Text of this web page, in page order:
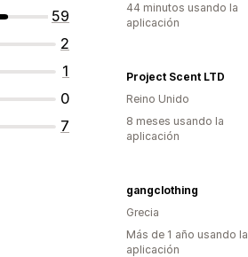
59
2
1
0
7
44 minutos usando la
aplicación
Project Scent LTD
Reino Unido
8 meses usando la
aplicación
gangclothing
Grecia
Más de 1 año usando la
aplicación